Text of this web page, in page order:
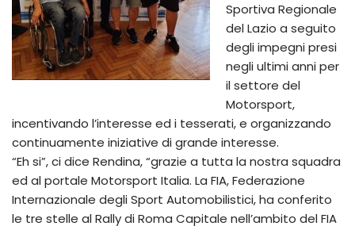
Sportiva Regionale
del Lazio a seguito
degli impegni presi
negli ultimi anni per
il settore del
Motorsport,
incentivando l’interesse ed i tesserati, e organizzando
continuamente iniziative di grande interesse.
“Eh si”, ci dice Rendina, “grazie a tutta la nostra squadra
ed al portale Motorsport Italia. La FIA, Federazione
Internazionale degli Sport Automobilistici, ha conferito
le tre stelle al Rally di Roma Capitale nell’ambito del FIA